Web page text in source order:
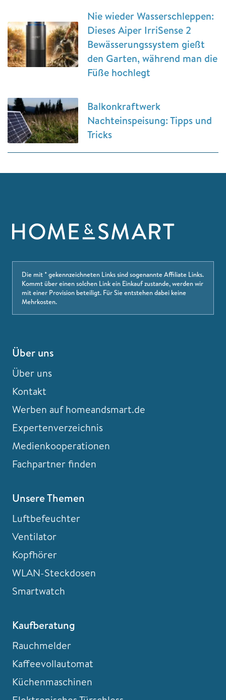
Nie wieder Wasserschleppen:
Dieses Aiper IrriSense 2
Bewässerungssystem gießt
den Garten, während man die
Füße hochlegt
Balkonkraftwerk
Nachteinspeisung: Tipps und
Tricks
Die mit * gekennzeichneten Links sind sogenannte Affiliate Links.
Kommt über einen solchen Link ein Einkauf zustande, werden wir
mit einer Provision beteiligt. Für Sie entstehen dabei keine
Mehrkosten.
Über uns
Über uns
Kontakt
Werben auf homeandsmart.de
Expertenverzeichnis
Medienkooperationen
Fachpartner finden
Unsere Themen
Luftbefeuchter
Ventilator
Kopfhörer
WLAN-Steckdosen
Smartwatch
Kaufberatung
Rauchmelder
Kaffeevollautomat
Küchenmaschinen